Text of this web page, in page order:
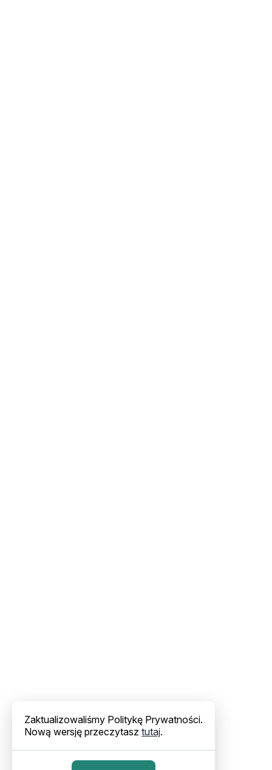
Zaktualizowaliśmy Politykę Prywatności.
Nową wersję przeczytasz tutaj.